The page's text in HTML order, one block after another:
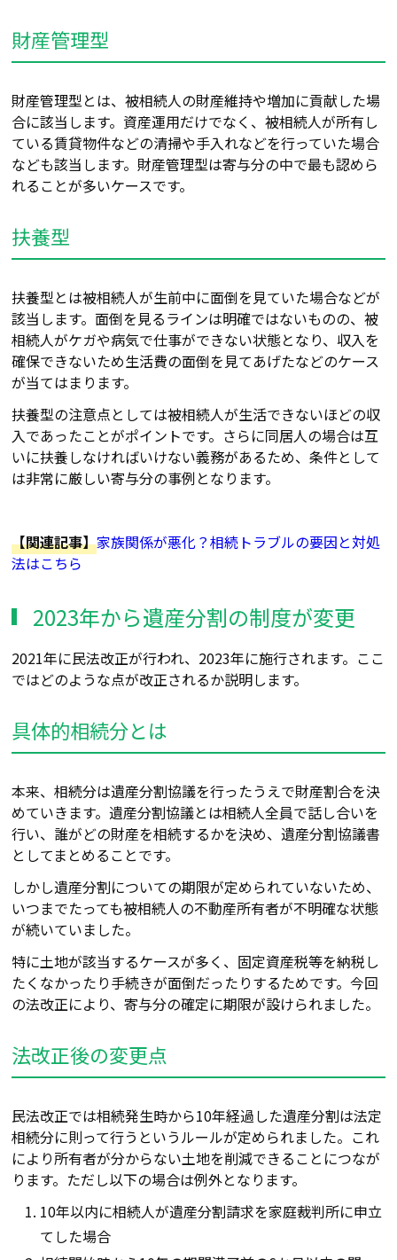
財産管理型
財産管理型とは、被相続人の財産維持や増加に貢献した場
合に該当します。資産運用だけでなく、被相続人が所有し
ている賃貸物件などの清掃や手入れなどを行っていた場合
なども該当します。財産管理型は寄与分の中で最も認めら
れることが多いケースです。
扶養型
扶養型とは被相続人が生前中に面倒を見ていた場合などが
該当します。面倒を 見るラインは明確ではないものの、被
相続人がケガや病気で仕事ができない状態となり、収入を
確保できないため生活費の面倒を見てあげたなどのケース
が当てはまります。
扶養型の注意点としては被相続人が生活できないほどの収
入であったことがポイントです。さらに同居人の場合は互
いに扶養しなければいけない義務があるため、条件として
は非常に厳しい寄与分の事例となります。
【関連記事】家族関係が悪化？相続トラブルの要因と対処
法はこちら
2023年から遺産分割の制度が変更
2021年に民法改正が行われ、2023年に施行されます。ここ
ではどのような点が改正されるか説明します。
具体的相続分とは
本来、相続分は遺産分割協議を行ったうえで財産割合を決
めていきます。遺産分割協議とは相続人全員で話し合いを
行い、誰がどの財産を相続するかを決め、遺産分割協議書
としてまとめることです。
しかし遺産分割についての期限が定められていないため、
いつまでたっても被相続人の不動産所有者が不明確な状態
が続いていました。
特に土地が該当するケースが多く、固定資産税等を納税し
たくなかったり手続きが面倒だったりするためです。今回
の法改正により、寄与分の確定に期限が設けられました。
法改正後の変更点
民法改正では相続発生時から10年経過した遺産分割は法定
相続分に則って行うというルールが定められました。これ
により所有者が分からない土地を削減できることにつなが
ります。ただし以下の場合は例外となります。
10年以内に相続人が遺産分割請求を家庭裁判所に申立
てした場合